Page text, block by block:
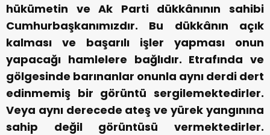
hükümetin ve Ak Parti dükkânının sahibi
Cumhurbaşkanımızdır. Bu dükkânın açık
kalması ve başarılı işler yapması onun
yapacağı hamlelere bağlıdır. Etrafında ve
gölgesinde barınanlar onunla aynı derdi dert
edinmemiş bir görüntü sergilemektedirler.
Veya aynı derecede ateş ve yürek yangınına
sahip değil görüntüsü vermektedirler.